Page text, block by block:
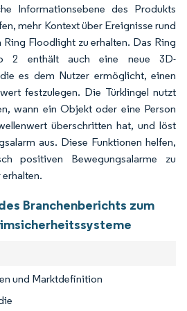
Informationsebene des Produkts
mehr Kontext über Ereignisse rund
Floodlight zu erhalten. Das Ring
2 enthält auch eine neue 3D-
es dem Nutzer ermöglicht, einen
festzulegen. Die Türklingel nutzt
wann ein Objekt oder eine Person
überschritten hat, und löst
aus. Diese Funktionen helfen,
positiven Bewegungsalarme zu
Branchenberichts zum
und Marktdefinition